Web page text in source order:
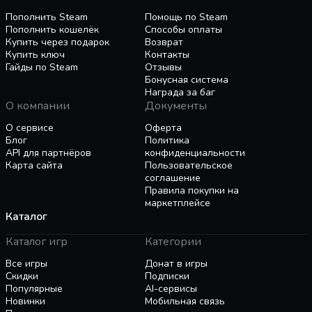
разнообразные миссии и находите спрятанные
подземелья, где обитают фантастические
враги.
Примите вызов в одиночку или с товарищем
Чтобы выжить в потрясающем но смертельно
опасном мире Аурайи, вам нужно проявить
хитрость, интеллект и быстроту реакции.
Разрабатывайте различные стратегии, чтобы
одержать победу над врагами и не забывайте о
насущных потребностях. Вы можете
отправиться в путешествие вместе с другом в
локальном или сетевом режиме игры.
Механика строительства города:
Пополнить Steam
Пополнить кошелёк
Купить через подарок
Купить ключ
Гайды по Steam
Помощь по Steam
Способы оплаты
Возврат
Контакты
Отзывы
Бонусная система
Награда за баг
О компании
О сервисе
Блог
API для партнёров
Карта сайта
Документы
Оферта
Политика
конфиденциальности
Пользовательское
соглашение
Правила покупки на
маркетплейсе
Каталог
Каталог игр
Все игры
Скидки
Популярные
Новинки
Категории
Донат в игры
Подписки
AI-сервисы
Мобильная связь